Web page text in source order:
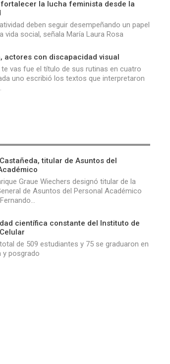
la lucha feminista desde la
deben seguir desempeñando un papel
vida social, señala María Laura Rosa
actores con discapacidad visual
vas fue el título de sus rutinas en cuatro
uno escribió los textos que interpretaron
titular de Asuntos del
Graue Wiechers designó titular de la
de Asuntos del Personal Académico
científica constante del Instituto de
de 509 estudiantes y 75 se graduaron en
y posgrado